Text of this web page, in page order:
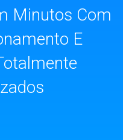
Minutos Com
E